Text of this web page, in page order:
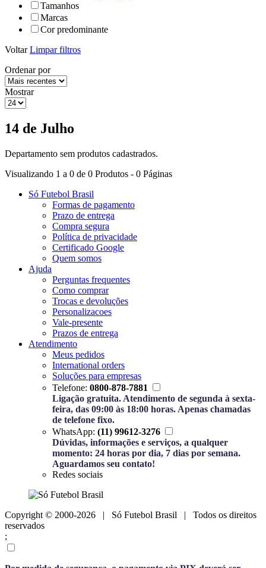
Tamanhos
Marcas
Cor predominante
Voltar Limpar filtros
Ordenar por
Mostrar
14 de Julho
Departamento sem produtos cadastrados.
Visualizando 1 a 0 de 0 Produtos - 0 Páginas
Só Futebol Brasil
Formas de pagamento
Prazo de entrega
Compra segura
Política de privacidade
Certificado Google
Quem somos
Ajuda
Perguntas frequentes
Como comprar
Trocas e devoluções
Personalizacoes
Vale-presente
Prazos de entrega
Atendimento
Meus pedidos
International orders
Soluções para empresas
Telefone: 0800-878-7881
Ligação gratuita. Atendimento de segunda à sexta-
feira, das 09:00 às 18:00 horas. Apenas chamadas
de telefone fixo.
WhatsApp: (11) 99612-3276
Dúvidas, informações e serviços, a qualquer
momento: 24 horas por dia, 7 dias por semana.
Aguardamos seu contato!
Redes sociais
Copyright © 2000-2026 | Só Futebol Brasil | Todos os direitos
reservados
;